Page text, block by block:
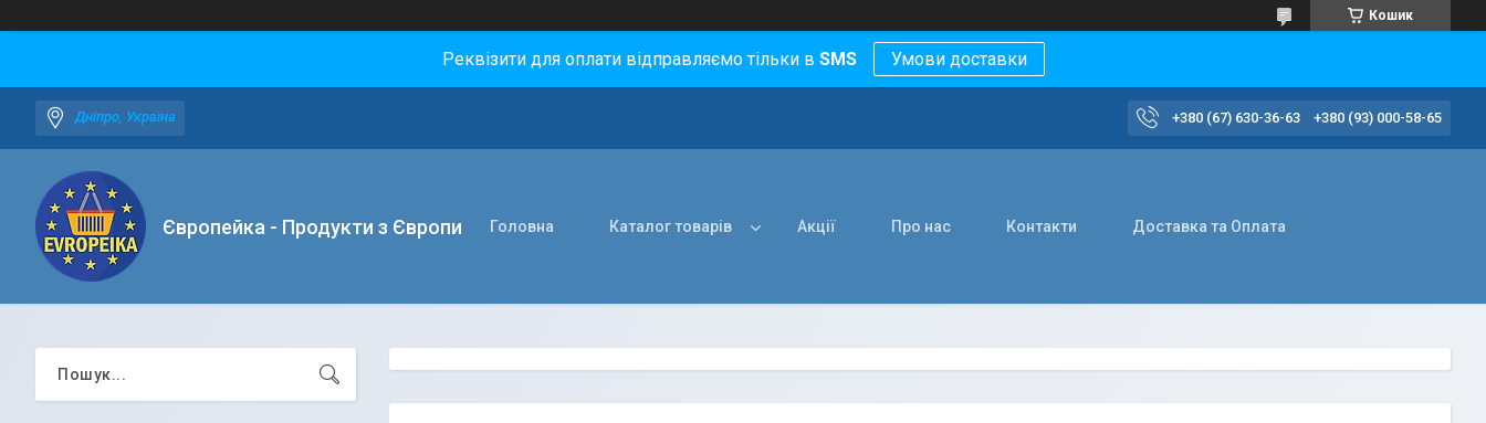
Кошик
Реквізити для оплати відправляємо тільки в SMS Умови доставки
Дніпро, Україна +380 (67) 630-36-63 +380 (93) 000-58-65
Європейка - Продукти з Європи Головна Каталог товарів Акції Про нас Контакти Доставка та Оплата